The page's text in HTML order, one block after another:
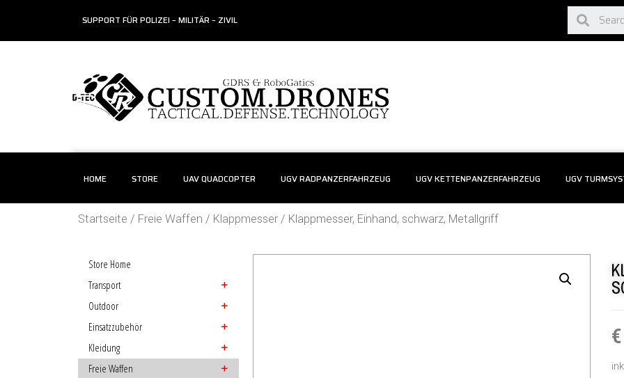
SUPPORT FÜR POLIZEI – MILITÄR – ZIVIL
HOME STORE UAV QUADCOPTER UGV RADPANZERFAHRZEUG UGV KETTENPANZERFAHRZEUG UGV
Startseite / Freie Waffen / Klappmesser / Klappmesser, Einhand, schwarz, Metallgriff
Store Home
Transport
Outdoor
Einsatzzubehör
Kleidung
Freie Waffen